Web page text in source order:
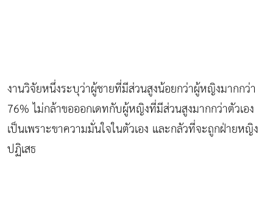
งานวิจัยหนึ่งระบุว่าผู้ชายที่มีส่วนสูงน้อยกว่าผู้หญิงมากกว่า
76% ไม่กล้าขอออกเดทกับผู้หญิงที่มีส่วนสูงมากกว่าตัวเอง
เป็นเพราะขาความมั่นใจในตัวเอง และกลัวที่จะถูกฝ่ายหญิง
ปฏิเสธ